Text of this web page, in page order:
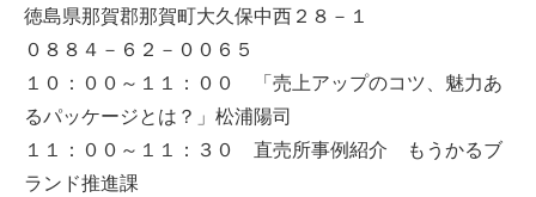
徳島県那賀郡那賀町大久保中西２８－１
０８８４－６２－００６５
１０：００～１１：００ 「売上アップのコツ、魅力あ
るパッケージとは？」松浦陽司
１１：００～１１：３０ 直売所事例紹介 もうかるブ
ランド推進課